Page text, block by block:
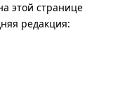
этой странице
редакция: